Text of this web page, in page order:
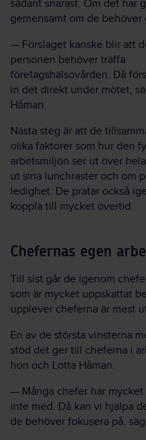
sådant snarast. Om det har
gemensamt om de behöver
— Förslaget kanske blir att
personen behöver träffa
företagshälsovården. Då
in det direkt under mötet,
Håman.
Nästa steg är att de
olika faktorer som hur den
arbetsmiljön ser ut över
ut sina lunchraster och om
ledighet. De pratar också
koppla till mycket övertid.
Chefernas egen
Till sist går de igenom
som är mycket uppskattat
upplever cheferna är mest
En av de största vinsterna
stöd det ger till cheferna i
hon och Lotta Håman.
— Många chefer har
inte med. Då kan vi hjälpa
de behöver fokusera på,